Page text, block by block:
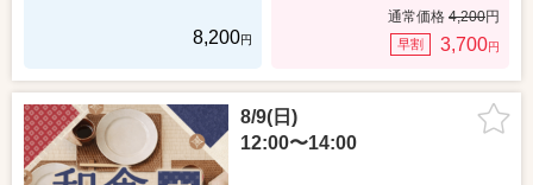
8,200円
通常価格 4,200円
早割 3,700円
8/9(日)
12:00〜14:00